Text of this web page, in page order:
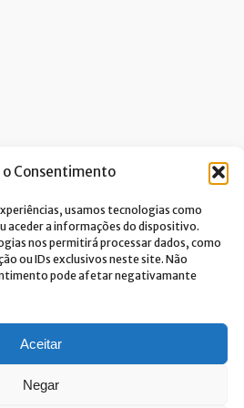
o Consentimento
usamos tecnologias como
aceder a informações do dispositivo.
nos permitirá processar dados, como
ou IDs exclusivos neste site. Não
pode afetar negativamante
Aceitar
Negar